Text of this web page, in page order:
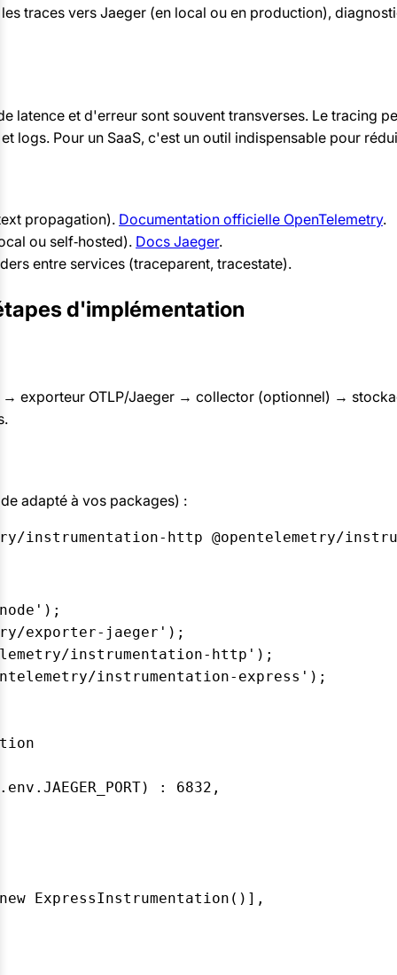
traces vers Jaeger (en local ou en production),
latence et d'erreur sont souvent transverses. Le tracing
Pour un SaaS, c'est un outil indispensable pour
propagation). Documentation officielle OpenTelemetry.
ou self‑hosted). Docs Jaeger.
entre services (traceparent, tracestate).
d'implémentation
exporteur OTLP/Jaeger → collector (optionnel) →
adapté à vos packages) :
instrumentation-http @opentelemetry/
exporter-jaeger');
instrumentation-http');
instrumentation-express');
: 6832,
ExpressInstrumentation()],